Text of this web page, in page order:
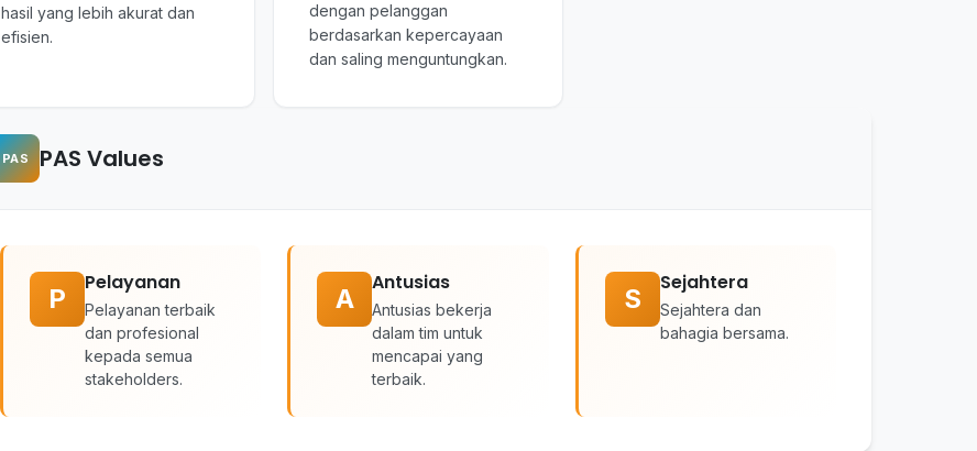
hasil yang lebih akurat dan
efisien.
dengan pelanggan
berdasarkan kepercayaan
dan saling menguntungkan.
PAS PAS Values
P
Pelayanan
Pelayanan terbaik
dan profesional
kepada semua
stakeholders.
A
Antusias
Antusias bekerja
dalam tim untuk
mencapai yang
terbaik.
S
Sejahtera
Sejahtera dan
bahagia bersama.